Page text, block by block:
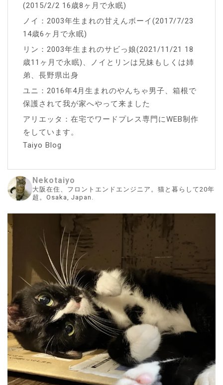
(2015/2/2 16歳8ヶ月で永眠)
ノイ：2003年生まれの甘えんボーイ(2017/7/23
14歳6ヶ月で永眠)
リン：2003年生まれのサビっ娘(2021/11/21 18
歳11ヶ月で永眠)、ノイとリンは兄妹もしくは姉
弟、長野県出身
ユニ：2016年4月生まれのやんちゃ男子、箱根で
保護されて我が家へやって来ました
アリエッタ：在宅でワードプレス専門にWEB制作
をしています。
Taiyo Blog
Nekotaiyo
大阪在住、フロントエンドエンジニア。猫と暮らして20年
超。Osaka, Japan.